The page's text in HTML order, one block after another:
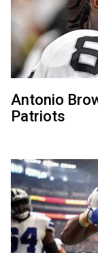
Antonio
Patriots